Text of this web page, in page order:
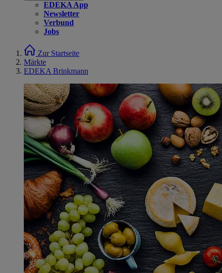
EDEKA App
Newsletter
Verbund
Jobs
Zur Startseite
Märkte
EDEKA Brinkmann